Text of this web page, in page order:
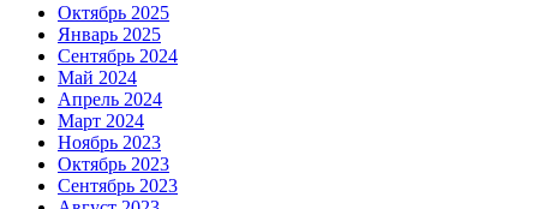
Октябрь 2025
Январь 2025
Сентябрь 2024
Май 2024
Апрель 2024
Март 2024
Ноябрь 2023
Октябрь 2023
Сентябрь 2023